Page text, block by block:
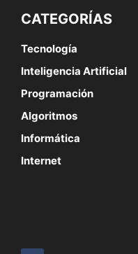
CATEGORÍAS
Tecnología
Inteligencia Artificial
Programación
Algoritmos
Informática
Internet